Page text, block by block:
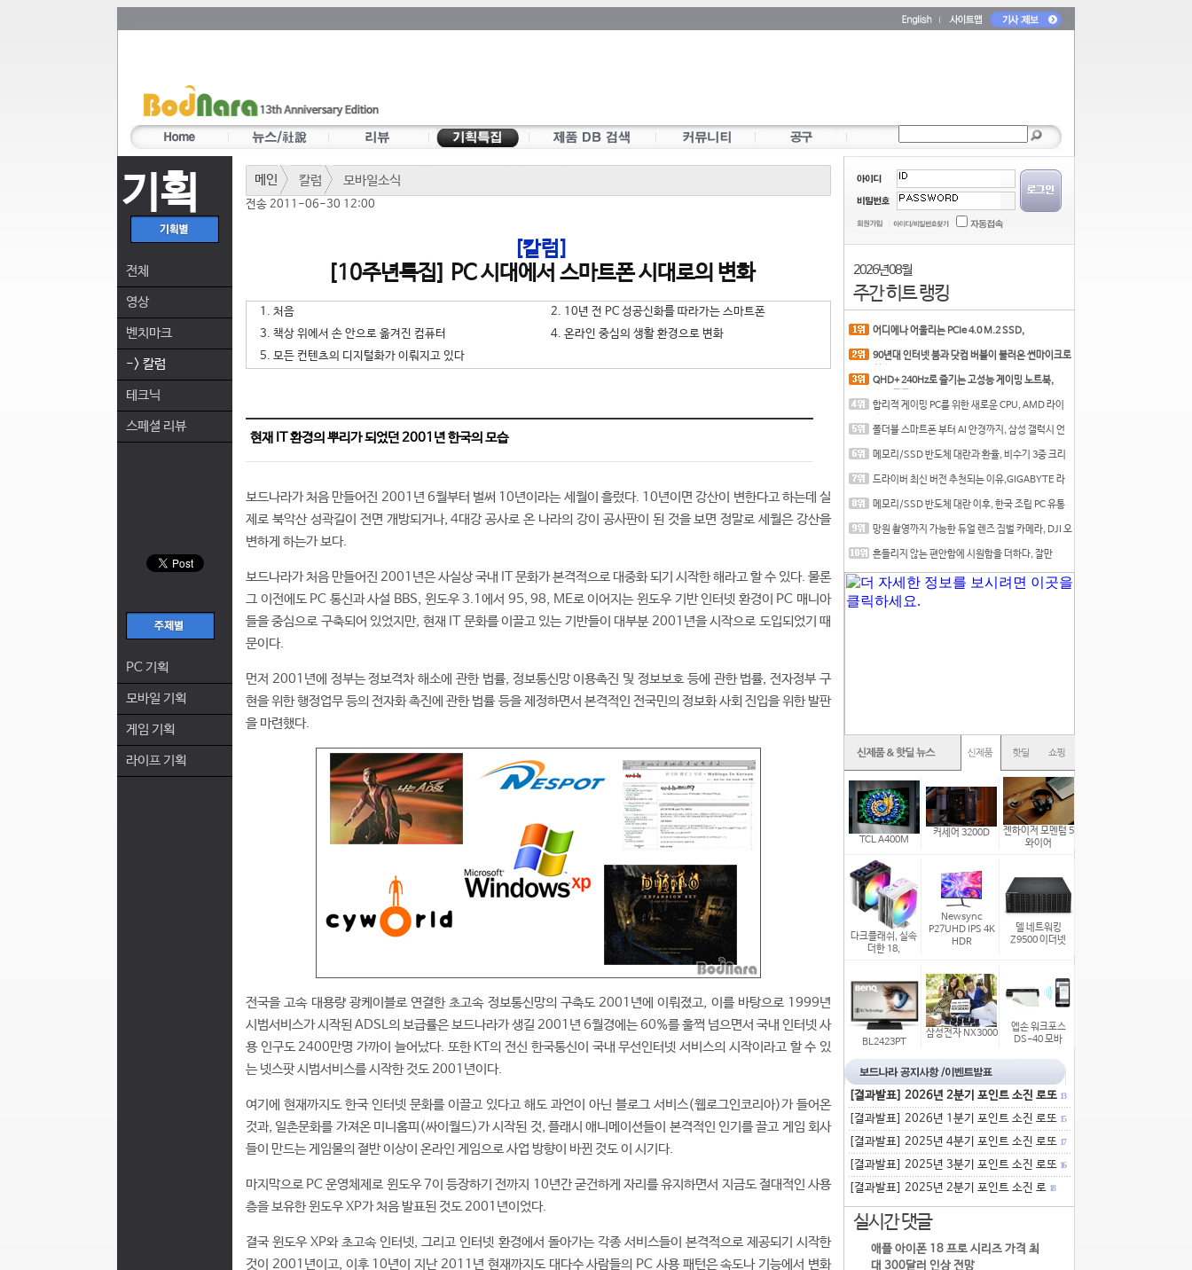
기획
전체
영상
벤치마크
-> 칼럼
테크닉
스페셜 리뷰
PC 기획
모바일 기획
게임 기획
라이프 기획
메인 칼럼 모바일소식
전송 2011-06-30 12:00
[칼럼]
[10주년특집] PC 시대에서 스마트폰 시대로의 변화
1. 처음
2. 10년 전 PC 성공신화를 따라가는 스마트폰
3. 책상 위에서 손 안으로 옮겨진 컴퓨터
4. 온라인 중심의 생활 환경으로 변화
5. 모든 컨텐츠의 디지털화가 이뤄지고 있다
현재 IT 환경의 뿌리가 되었던 2001년 한국의 모습
보드나라가 처음 만들어진 2001년 6월부터 벌써 10년이라는 세월이 흘렀다. 10년이면 강산이 변한다고 하는데 실
제로 북악산 성곽길이 전면 개방되거나, 4대강 공사로 온 나라의 강이 공사판이 된 것을 보면 정말로 세월은 강산을
변하게 하는가 보다.
보드나라가 처음 만들어진 2001년은 사실상 국내 IT 문화가 본격적으로 대중화 되기 시작한 해라고 할 수 있다. 물론
그 이전에도 PC 통신과 사설 BBS, 윈도우 3.1에서 95, 98, ME로 이어지는 윈도우 기반 인터넷 환경이 PC 매니아
들을 중심으로 구축되어 있었지만, 현재 IT 문화를 이끌고 있는 기반들이 대부분 2001년을 시작으로 도입되었기 때
문이다.
먼저 2001년에 정부는 정보격차 해소에 관한 법률, 정보통신망 이용촉진 및 정보보호 등에 관한 법률, 전자정부 구
현을 위한 행정업무 등의 전자화 촉진에 관한 법률 등을 제정하면서 본격적인 전국민의 정보화 사회 진입을 위한 발판
을 마련했다.
전국을 고속 대용량 광케이블로 연결한 초고속 정보통신망의 구축도 2001년에 이뤄졌고, 이를 바탕으로 1999년
시범서비스가 시작된 ADSL의 보급률은 보드나라가 생길 2001년 6월경에는 60%를 훌쩍 넘으면서 국내 인터넷 사
용 인구도 2400만명 가까이 늘어났다. 또한 KT의 전신 한국통신이 국내 무선인터넷 서비스의 시작이라고 할 수 있
는 넷스팟 시범서비스를 시작한 것도 2001년이다.
여기에 현재까지도 한국 인터넷 문화를 이끌고 있다고 해도 과언이 아닌 블로그 서비스(웹로그인코리아)가 들어온
것과, 일촌문화를 가져온 미니홈피(싸이월드)가 시작된 것, 플래시 애니메이션들이 본격적인 인기를 끌고 게임 회사
들이 만드는 게임물의 절반 이상이 온라인 게임으로 사업 방향이 바뀐 것도 이 시기다.
마지막으로 PC 운영체제로 윈도우 7이 등장하기 전까지 10년간 굳건하게 자리를 유지하면서 지금도 절대적인 사용
층을 보유한 윈도우 XP가 처음 발표된 것도 2001년이었다.
결국 윈도우 XP와 초고속 인터넷, 그리고 인터넷 환경에서 돌아가는 각종 서비스들이 본격적으로 제공되기 시작한
것이 2001년이고, 이후 10년이 지난 2011년 현재까지도 대다수 사람들의 PC 사용 패턴은 속도나 기능에서 변화
2026년 08월
주간 히트 랭킹
어디에나 어울리는 PCIe 4.0 M.2 SSD,
90년대 인터넷 붐과 닷컴 버블이 불러온 썬마이크로
QHD+ 240Hz로 즐기는 고성능 게이밍 노트북,
합리적 게이밍 PC를 위한 새로운 CPU, AMD 라이
폴더블 스마트폰 부터 AI 안경까지, 삼성 갤럭시 언
메모리/SSD 반도체 대란과 환율, 비수기 3중 크리
드라이버 최신 버전 추천되는 이유,GIGABYTE 라
메모리/SSD 반도체 대란 이후, 한국 조립 PC 유통
망원 촬영까지 가능한 듀얼 렌즈 짐벌 카메라, DJI 오
흔들리지 않는 편안함에 시원함을 더하다, 잘만
TCL A400M
커세어 3200D
젠하이저 모멘텀 5
와이어
다크플래쉬, 실속
더한 18,
Newsync
P27UHD IPS 4K
HDR
델 네트워킹
Z9500 이더넷
BL2423PT
삼성전자 NX3000
엡손 워크포스
DS-40 모바
[결과발표] 2026년 2분기 포인트 소진 로또 13
[결과발표] 2026년 1분기 포인트 소진 로또 15
[결과발표] 2025년 4분기 포인트 소진 로또 17
[결과발표] 2025년 3분기 포인트 소진 로또 16
[결과발표] 2025년 2분기 포인트 소진 로 18
실시간 댓글
애플 아이폰 18 프로 시리즈 가격 최
대 300달러 인상 전망